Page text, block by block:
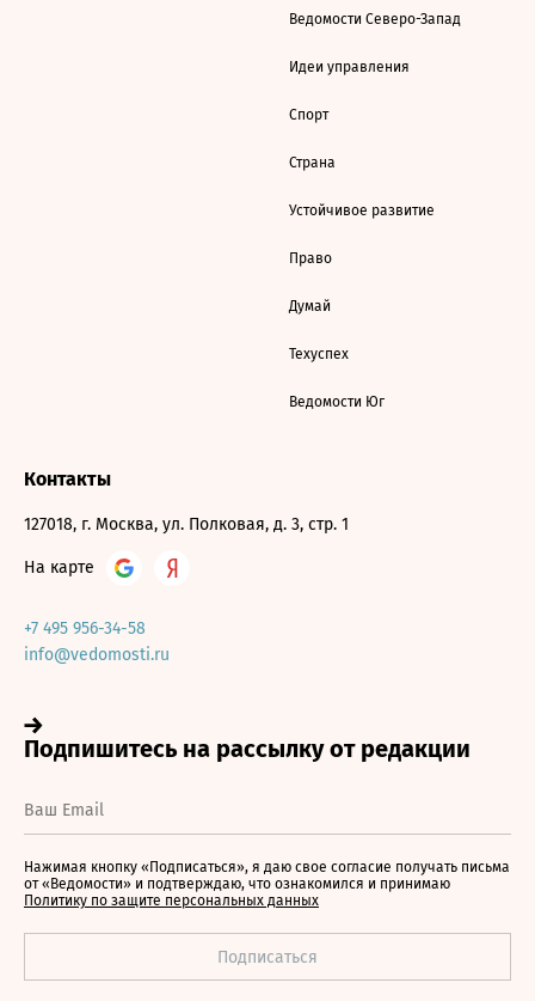
Ведомости Северо-Запад
Идеи управления
Спорт
Страна
Устойчивое развитие
Право
Думай
Техуспех
Ведомости Юг
Контакты
127018, г. Москва, ул. Полковая, д. 3, стр. 1
На карте
+7 495 956-34-58
info@vedomosti.ru
Нажимая кнопку «Подписаться», я даю свое согласие получать письма
от «Ведомости» и подтверждаю, что ознакомился и принимаю
Политику по защите персональных данных